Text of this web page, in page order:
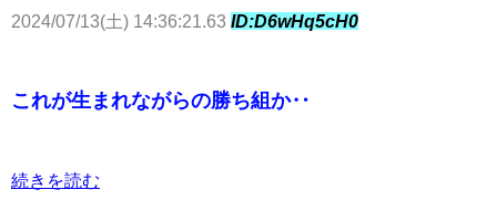
2024/07/13(土) 14:36:21.63 ID:D6wHq5cH0
これが生まれながらの勝ち組か‥
続きを読む